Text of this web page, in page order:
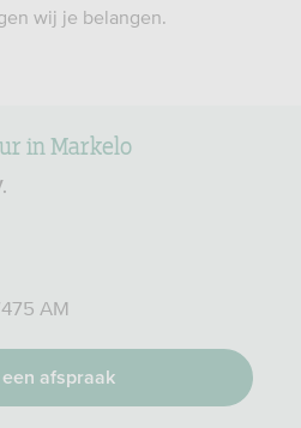
wij je belangen.
in Markelo
AM
een afspraak